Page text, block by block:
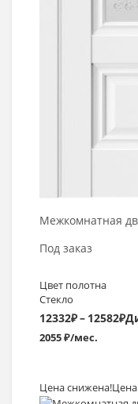
Межкомнатная
Под заказ
Цвет полотна
Стекло
12332₽– 12582₽
2055 ₽/мес.
Цена снижена!